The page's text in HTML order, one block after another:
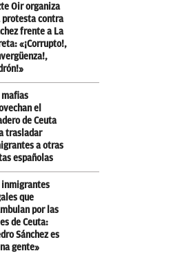
Oir organiza
protesta contra
frente a La
«¡Corrupto!,
mafias
el
de Ceuta
trasladar
a otras
españolas
inmigrantes
que
por las
de Ceuta:
Sánchez es
gente»